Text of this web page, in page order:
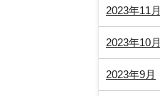
2023年11月
2023年10月
2023年9月